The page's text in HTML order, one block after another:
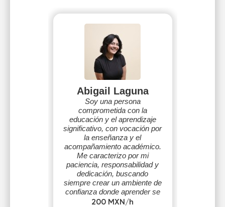
Abigail Laguna
Soy una persona
comprometida con la
educación y el aprendizaje
significativo, con vocación por
la enseñanza y el
acompañamiento académico.
Me caracterizo por mi
paciencia, responsabilidad y
dedicación, buscando
siempre crear un ambiente de
confianza donde aprender se
sienta accesible
200 MXN/h